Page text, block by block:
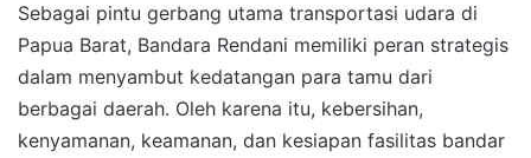
Sebagai pintu gerbang utama transportasi udara di
Papua Barat, Bandara Rendani memiliki peran strategis
dalam menyambut kedatangan para tamu dari
berbagai daerah. Oleh karena itu, kebersihan,
kenyamanan, keamanan, dan kesiapan fasilitas bandar